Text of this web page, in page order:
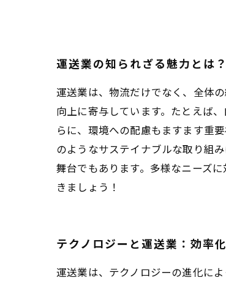
運送業の知られざる魅力とは
運送業は、物流だけでなく、全体
向上に寄与しています。たとえば
らに、環境への配慮もますます重
のようなサステイナブルな取り組
舞台でもあります。多様なニーズ
きましょう！
テクノロジーと運送業：効率
運送業は、テクノロジーの進化に